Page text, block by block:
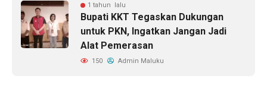
1 tahun lalu
Bupati KKT Tegaskan Dukungan
untuk PKN, Ingatkan Jangan Jadi
Alat Pemerasan
150 Admin Maluku